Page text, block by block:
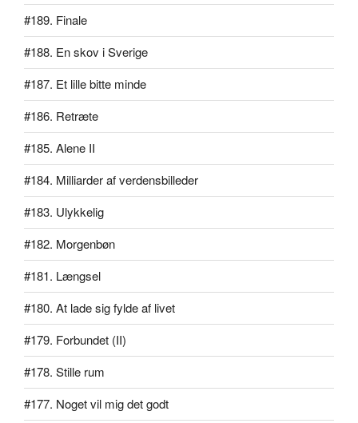
#189. Finale
#188. En skov i Sverige
#187. Et lille bitte minde
#186. Retræte
#185. Alene II
#184. Milliarder af verdensbilleder
#183. Ulykkelig
#182. Morgenbøn
#181. Længsel
#180. At lade sig fylde af livet
#179. Forbundet (II)
#178. Stille rum
#177. Noget vil mig det godt